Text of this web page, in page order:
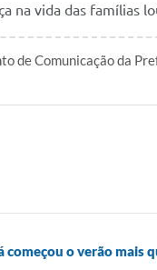
na vida das famílias
de Comunicação da
começou o verão mais